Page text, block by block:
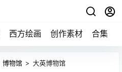
西方绘画 创作素材 合集
博物馆 > 大英博物馆